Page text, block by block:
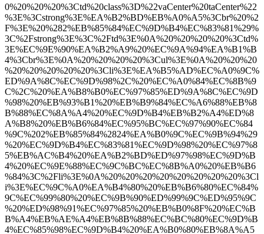
0%20%20%20%3Ctd%20class%3D%22vaCenter%20taCenter%22
%3E%3Cstrong%3E%EA%B2%BD%EB%A0%A5%3Cbr%20%2
F%3E%20%282%EB%85%84%EC%9D%B4%EC%83%81%29%
3C%2Fstrong%3E%3C%2Ftd%3E%0A%20%20%20%20%3Ctd%
3E%EC%9E%90%EA%B2%A9%20%EC%9A%94%EA%B1%B
4%3Cbr%3E%0A%20%20%20%20%3Cul%3E%0A%20%20%20
%20%20%20%20%20%3Cli%3E%EA%B5%AD%EC%A0%9C%
ED%9A%8C%EC%9D%98%2C%20%EC%A0%84%EC%8B%9
C%2C%20%EA%B8%B0%EC%97%85%ED%9A%8C%EC%9D
%98%20%EB%93%B1%20%EB%B9%84%EC%A6%88%EB%8
B%88%EC%8A%A4%20%EC%9D%B4%EB%B2%A4%ED%8
A%B8%20%EB%B6%84%EC%95%BC%EC%97%90%EC%84
%9C%202%EB%85%84%2824%EA%B0%9C%EC%9B%94%29
%20%EC%9D%B4%EC%83%81%EC%9D%98%20%EC%97%8
5%EB%AC%B4%20%EA%B2%BD%ED%97%98%EC%9D%B
4%20%EC%9E%88%EC%9C%BC%EC%8B%A0%20%EB%B6
%84%3C%2Fli%3E%0A%20%20%20%20%20%20%20%20%3Cl
i%3E%EC%9C%A0%EA%B4%80%20%EB%B6%80%EC%84%
9C%EC%99%80%20%EC%9B%90%ED%99%9C%ED%95%9C
%20%ED%98%91%EC%97%85%20%EB%B0%8F%20%EC%B
B%A4%EB%AE%A4%EB%8B%88%EC%BC%80%EC%9D%B
4%EC%85%98%EC%9D%B4%20%EA%B0%80%EB%8A%A5